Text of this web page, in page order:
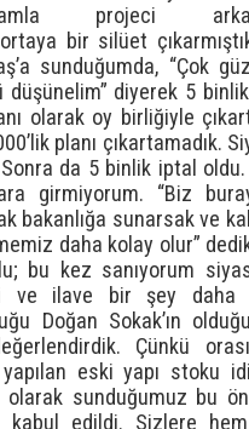
projeci
bir silüet
sunduğumda, “Çok
diyerek 5
olarak oy birliğiyle
planı çıkartamadık.
da 5 binlik iptal
girmiyorum. “Biz
bakanlığa sunarsak ve
daha kolay olur”
bu kez sanıyorum
ve ilave bir şey daha
Doğan Sokak’ın
Çünkü
eski yapı stoku
sunduğumuz bu
kabul edildi. Sizlere